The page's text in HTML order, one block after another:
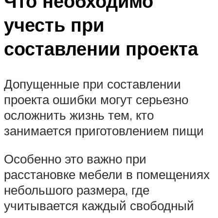
учесть при
составлении проекта
Допущенные при составлении
проекта ошибки могут серьезно
осложнить жизнь тем, кто
занимается приготовлением пищи
Особенно это важно при
расстановке мебели в помещениях
небольшого размера, где
учитывается каждый свободный